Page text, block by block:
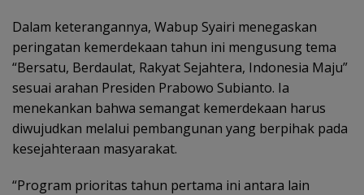
Dalam keterangannya, Wabup Syairi menegaskan
peringatan kemerdekaan tahun ini mengusung tema
“Bersatu, Berdaulat, Rakyat Sejahtera, Indonesia Maju”
sesuai arahan Presiden Prabowo Subianto. Ia
menekankan bahwa semangat kemerdekaan harus
diwujudkan melalui pembangunan yang berpihak pada
kesejahteraan masyarakat.
“Program prioritas tahun pertama ini antara lain